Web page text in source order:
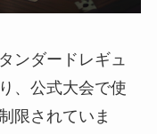
ンダードレギュ
、公式大会で使
限されていま